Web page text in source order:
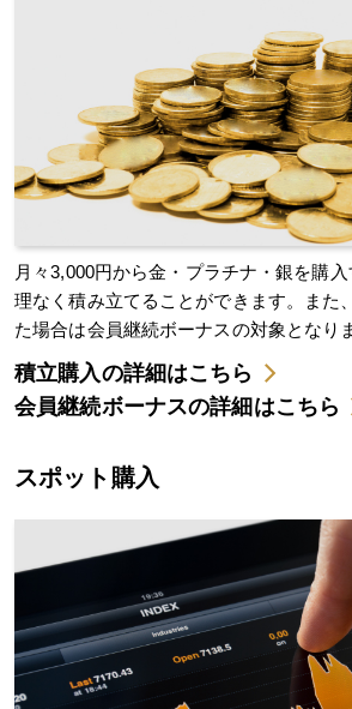
月々3,000円から金・プラチナ・銀を購
理なく積み立てることができます。また
た場合は会員継続ボーナスの対象となり
積立購入の詳細はこちら
会員継続ボーナスの詳細はこちら
スポット購入